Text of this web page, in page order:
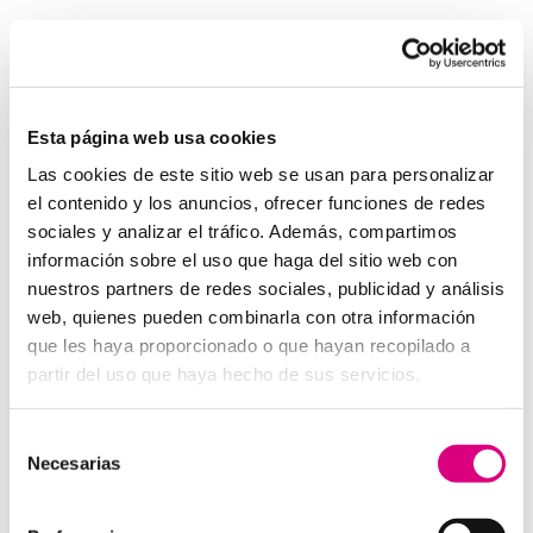
Esta página web usa cookies
Las cookies de este sitio web se usan para personalizar
el contenido y los anuncios, ofrecer funciones de redes
sociales y analizar el tráfico. Además, compartimos
información sobre el uso que haga del sitio web con
nuestros partners de redes sociales, publicidad y análisis
web, quienes pueden combinarla con otra información
que les haya proporcionado o que hayan recopilado a
partir del uso que haya hecho de sus servicios.
Necesarias
tan importante como asegurar una buena red eléctrica.
Losinterfonos IP para aerogeneradoresson una
System Network, tu operadora de telefonía
virtual en España
DesdeTelefonía Virtual Network, te invitamos a
que nos permitas estudiar tu caso particular. Aunque si
lo prefieres, puedes enviarnos un correo electrónico a
virtual@networkes.como llamarnos al900 800 806.
Tenemos más de 15 años de experiencia en
instalación de sistemas de telefonía virtual. Gracias a
su rápida integración, permite gran flexibilidad en el
virtual de centrales telefónicas virtuales dimensionadas
a las necesidades de cada cliente.